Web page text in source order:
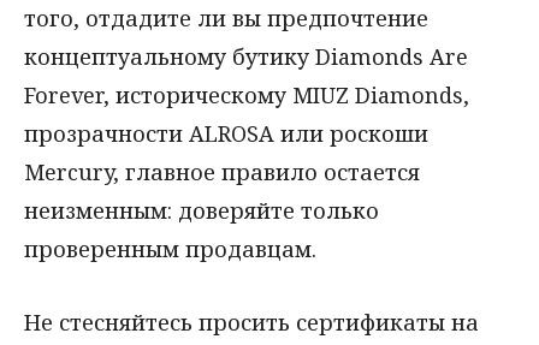
того, отдадите ли вы предпочтение
концептуальному бутику Diamonds Are
Forever, историческому MIUZ Diamonds,
прозрачности ALROSA или роскоши
Mercury, главное правило остается
неизменным: доверяйте только
проверенным продавцам.
Не стесняйтесь просить сертификаты на